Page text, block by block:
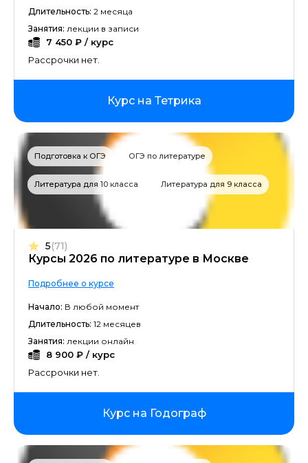
Длительность: 2 месяца
Занятия: лекции в записи
7 450 ₽ / курс
Рассрочки нет.
Курс на Тетрика
Подготовка к ОГЭ ОГЭ по литературе
Литература для 10 класса Литература для 9 класса
Курсы 2026 по литературе в Москве
5(71)
Подробнее о курсе
Начало: В любой момент
Длительность: 12 месяцев
Занятия: лекции онлайн
8 900 ₽ / курс
Рассрочки нет.
Курс на Годограф